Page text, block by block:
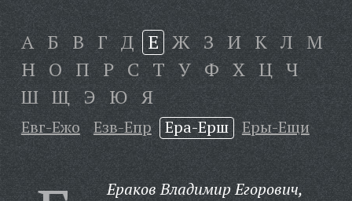
А Б В Г Д Е Ж З И К Л М
Н О П Р С Т У Ф Х Ц Ч
Ш Щ Э Ю Я
Евг-Ежо Езв-Епр Ера-Ерш Еры-Ещи
Ераков Владимир Егорович,